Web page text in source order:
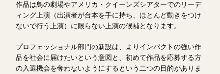
作品は鳥の劇場やアメリカ・クイーンズシアターでのリーデ
ィング上演（出演者が台本を手に持ち、ほとんど動きをつけ
ないで行う上演）に限らない上演の候補となります。
プロフェッショナル部門の新設は、よりインパクトの強い作
品を社会に届けたいという意図と、初めて作品を応募する方
の入選機会を奪わないようにするという二つの目的がありま